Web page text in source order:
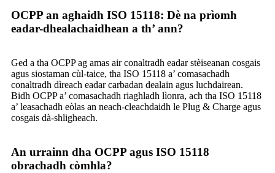
OCPP an aghaidh ISO 15118: Dè na prìomh
eadar-dhealachaidhean a th’ ann?
Ged a tha OCPP ag amas air conaltradh eadar stèiseanan cosgais
agus siostaman cùl-taice, tha ISO 15118 a’ comasachadh
conaltradh dìreach eadar carbadan dealain agus luchdairean.
Bidh OCPP a’ comasachadh riaghladh lìonra, ach tha ISO 15118
a’ leasachadh eòlas an neach-cleachdaidh le Plug & Charge agus
cosgais dà-shligheach.
An urrainn dha OCPP agus ISO 15118
obrachadh còmhla?